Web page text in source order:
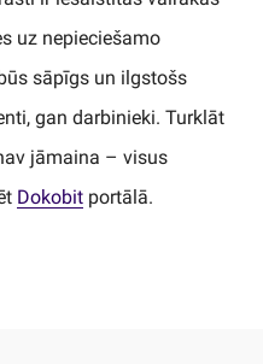
uz nepieciešamo
sāpīgs un ilgstošs
gan darbinieki. Turklāt
jāmaina – visus
Dokobit portālā.